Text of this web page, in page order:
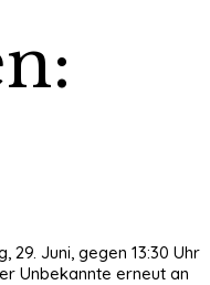
Juni, gegen 13:30 Uhr
Unbekannte erneut an